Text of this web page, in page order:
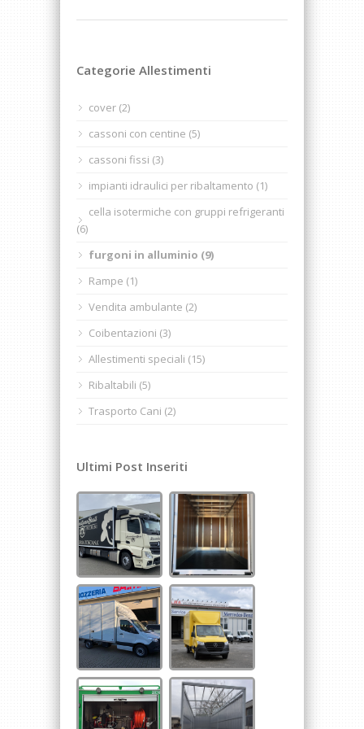
Categorie Allestimenti
cover (2)
cassoni con centine (5)
cassoni fissi (3)
impianti idraulici per ribaltamento (1)
cella isotermiche con gruppi refrigeranti
(6)
furgoni in alluminio (9)
Rampe (1)
Vendita ambulante (2)
Coibentazioni (3)
Allestimenti speciali (15)
Ribaltabili (5)
Trasporto Cani (2)
Ultimi Post Inseriti
furgone#alluminio
furgoni in alluminio furgoni in alluminio